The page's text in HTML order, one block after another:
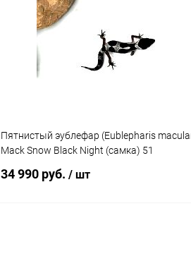
Купить в 1 клик
В избранное В наличии
Пятнистый эублефар (Eublepharis
Mack Snow Black Night (самка) 51
34 990 руб. / шт